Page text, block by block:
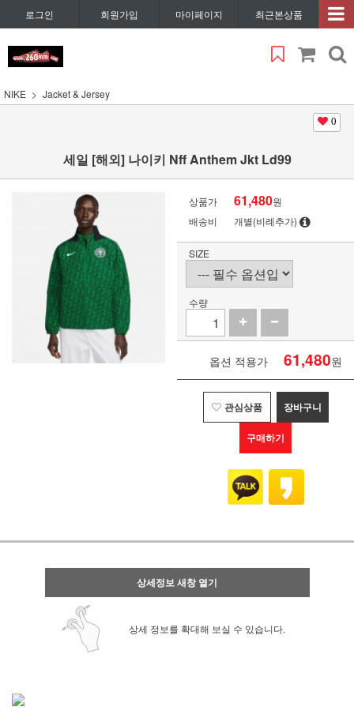
로그인 회원가입 마이페이지 최근본상품
NIKE Jacket & Jersey
0
세일 [해외] 나이키 Nff Anthem Jkt Ld99
상품가 61,480원
배송비
개별(비례추가)
SIZE
수량
옵션 적용가 61,480원
관심상품 장바구니
구매하기
상세정보 새창 열기
상세 정보를 확대해 보실 수 있습니다.